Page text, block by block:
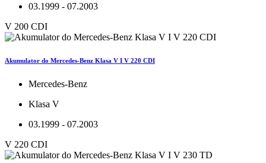
03.1999 - 07.2003
V 200 CDI
Akumulator do Mercedes-Benz Klasa V I V 220 CDI
Mercedes-Benz
Klasa V
03.1999 - 07.2003
V 220 CDI